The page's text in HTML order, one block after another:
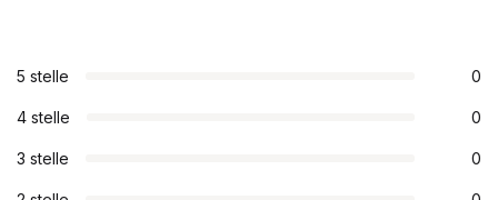
5 stelle 0
4 stelle 0
3 stelle 0